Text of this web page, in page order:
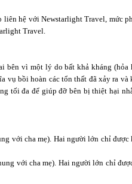
hệ với Newstarlight Travel, mức
Travel.
bên vì một lý do bất khả kháng (hỏa
vụ bồi hoàn các tổn thất đã xảy ra và
tối đa để giúp đỡ bên bị thiệt hại
với cha mẹ). Hai người lớn chỉ được
với cha mẹ). Hai người lớn chỉ